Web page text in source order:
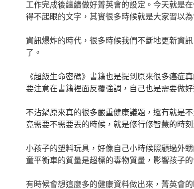
工作完成後繼續做好菁英會的設定。今天就是
得不起眼的文字，其實很多時候就是大家習以
資訊爆炸的時代，很多時候我們不斷地更新資
了。
《超級生命密碼》書籍也是提到原來很多癌症
要注意在書籍裡面反覆強調，自己也是需要做好
不沾鍋原來真的很多嚴重健康議題，還有就是
竟需要不需要丟的時候，就是修行修智慧的時
小孩子的塑料玩具，好像自己小時候照顧過外
童平衡車的質量是超標的毒物質量，影響孩子的
有時候會想這麼多的健康資料做出來，菁英會